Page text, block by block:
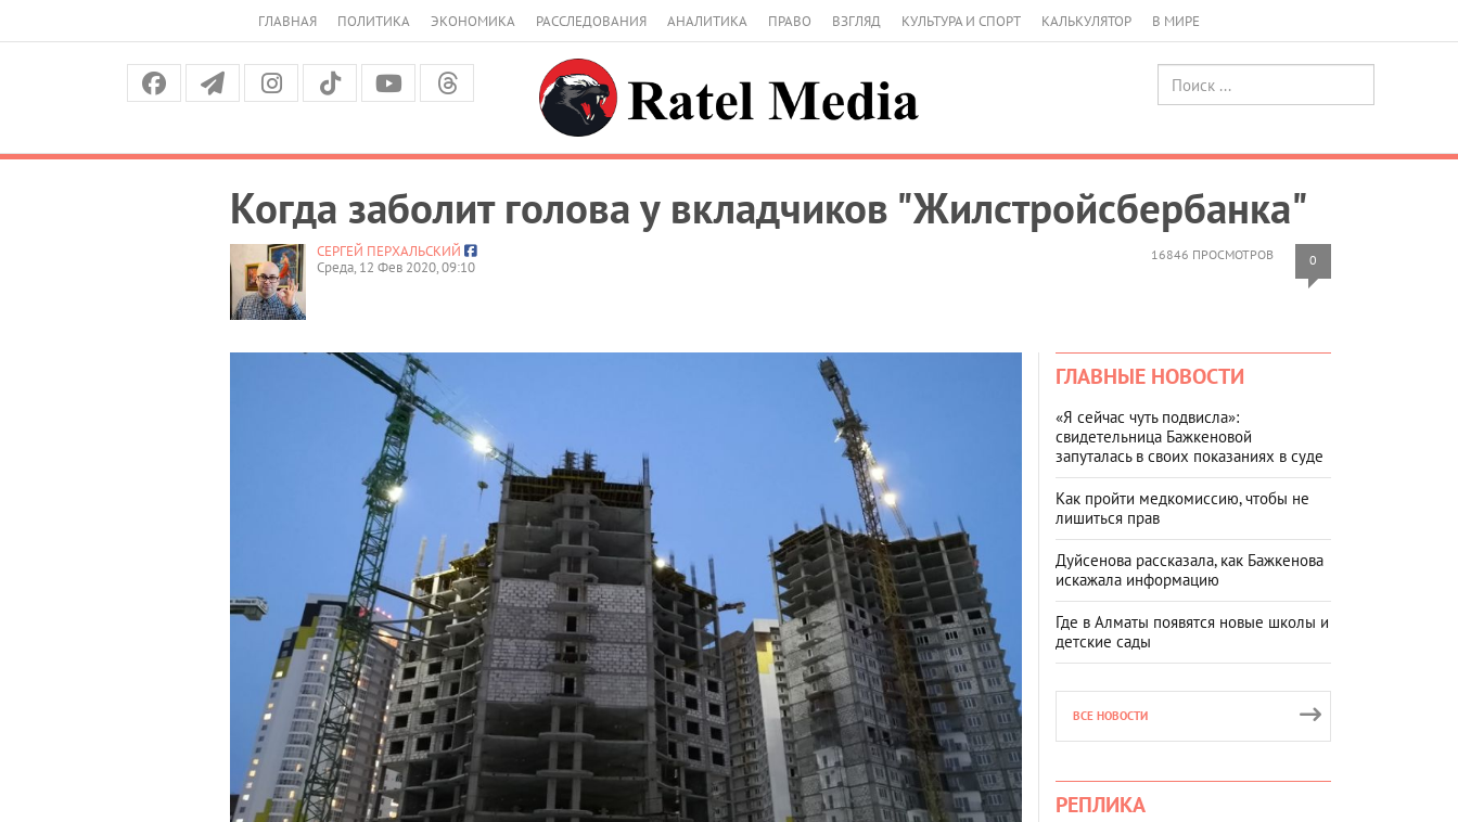
ГЛАВНАЯ ПОЛИТИКА ЭКОНОМИКА РАССЛЕДОВАНИЯ АНАЛИТИКА ПРАВО ВЗГЛЯД КУЛЬТУРА И СПОРТ КАЛЬКУЛЯТОР В МИРЕ
Когда заболит голова у вкладчиков "Жилстройсбербанка"
16846 ПРОСМОТРОВ 0
СЕРГЕЙ ПЕРХАЛЬСКИЙ
Среда, 12 Фев 2020, 09:10
ГЛАВНЫЕ НОВОСТИ
«Я сейчас чуть подвисла»:
свидетельница Бажкеновой
запуталась в своих показаниях в суде
Как пройти медкомиссию, чтобы не
лишиться прав
Дуйсенова рассказала, как Бажкенова
искажала информацию
Где в Алматы появятся новые школы и
детские сады
ВСЕ НОВОСТИ
РЕПЛИКА